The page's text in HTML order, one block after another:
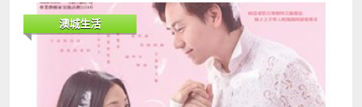
關於理想的歌曲，也會有小量以愛情為主題的，到現在
開始寫比較多關於友情及對生活看法的作品。 2.你最期
待觀眾的反應？ 和很多創作人一樣，也期望觀眾聽了會
感到開心，我更希望我的歌曲能帶出一種治療的作用，
因為我也經過一些不愉快的事，我會在作品中抒發出
來，首先會對自己起到治療效果，亦希望聽眾感受到，
澳城生活